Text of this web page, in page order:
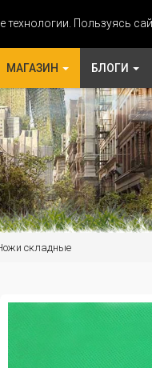
Пользуясь
МАГАЗИН БЛОГИ
складные